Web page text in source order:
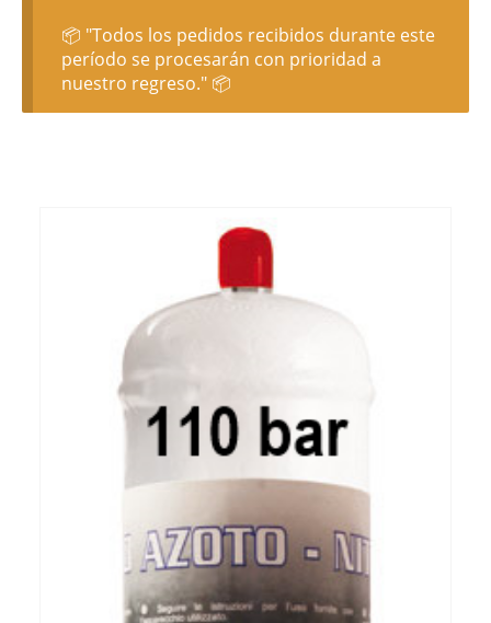
📦 "Todos los pedidos recibidos durante este
período se procesarán con prioridad a
nuestro regreso." 📦